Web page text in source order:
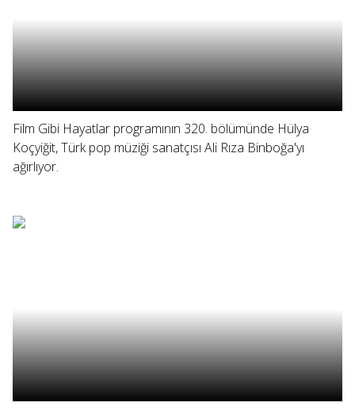
Film Gibi Hayatlar programının 320. bölümünde Hülya
Koçyiğit, Türk pop müziği sanatçısı Ali Rıza Binboğa'yı
ağırlıyor.